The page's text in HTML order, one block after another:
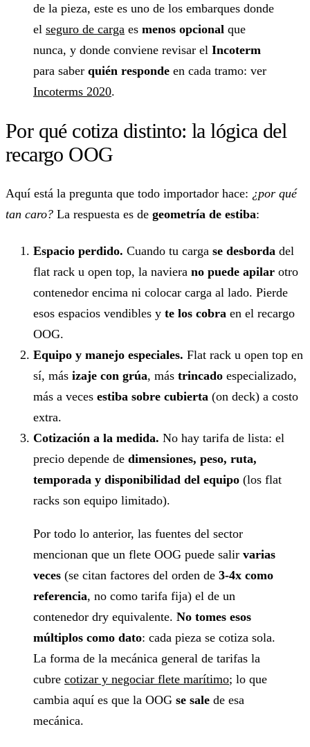
de la pieza, este es uno de los embarques donde
el seguro de carga es menos opcional que
nunca, y donde conviene revisar el Incoterm
para saber quién responde en cada tramo: ver
Incoterms 2020.
Por qué cotiza distinto: la lógica del
recargo OOG
Aquí está la pregunta que todo importador hace: ¿por qué
tan caro? La respuesta es de geometría de estiba:
Espacio perdido. Cuando tu carga se desborda del
flat rack u open top, la naviera no puede apilar otro
contenedor encima ni colocar carga al lado. Pierde
esos espacios vendibles y te los cobra en el recargo
OOG.
Equipo y manejo especiales. Flat rack u open top en
sí, más izaje con grúa, más trincado especializado,
más a veces estiba sobre cubierta (on deck) a costo
extra.
Cotización a la medida. No hay tarifa de lista: el
precio depende de dimensiones, peso, ruta,
temporada y disponibilidad del equipo (los flat
racks son equipo limitado).
Por todo lo anterior, las fuentes del sector
mencionan que un flete OOG puede salir varias
veces (se citan factores del orden de 3-4x como
referencia, no como tarifa fija) el de un
contenedor dry equivalente. No tomes esos
múltiplos como dato: cada pieza se cotiza sola.
La forma de la mecánica general de tarifas la
cubre cotizar y negociar flete marítimo; lo que
cambia aquí es que la OOG se sale de esa
mecánica.